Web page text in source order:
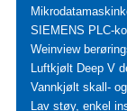
SIEMENS PLC-
Weinview
Luftkjølt Deep V
Vannkjølt skall-
Lav støy, enkel